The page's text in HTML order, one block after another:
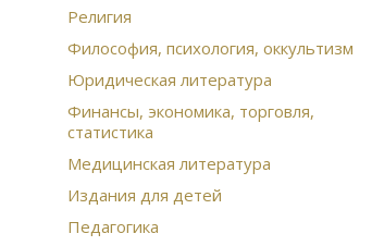
Религия
Философия, психология, оккультизм
Юридическая литература
Финансы, экономика, торговля,
статистика
Медицинская литература
Издания для детей
Педагогика